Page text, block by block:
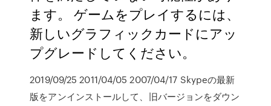
ます。 ゲームをプレイするには、
新しいグラフィックカードにアッ
プグレードしてください。
2019/09/25 2011/04/05 2007/04/17 Skypeの最新
版をアンインストールして、旧バージョンをダウン